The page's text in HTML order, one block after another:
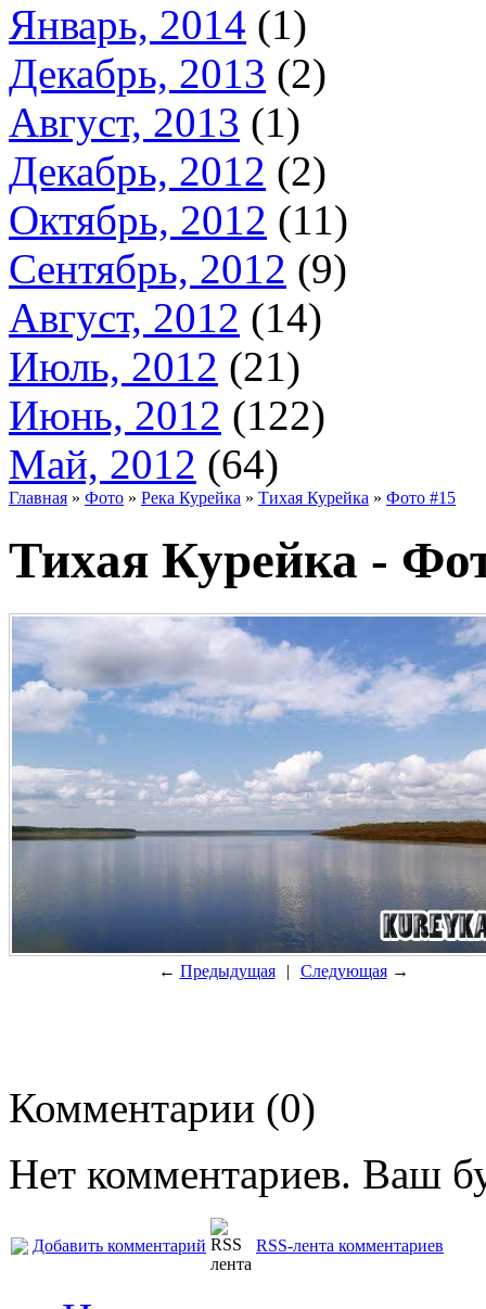
Январь, 2014 (1)
Декабрь, 2013 (2)
Август, 2013 (1)
Декабрь, 2012 (2)
Октябрь, 2012 (11)
Сентябрь, 2012 (9)
Август, 2012 (14)
Июль, 2012 (21)
Июнь, 2012 (122)
Май, 2012 (64)
Главная » Фото » Река Курейка » Тихая Курейка » Фото #15
Тихая Курейка -
← Предыдущая | Следующая→
Комментарии (0)
Нет комментариев. Ваш
Добавить комментарий RSS-лента комментариев